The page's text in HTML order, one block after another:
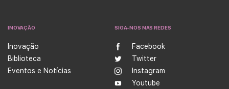
INOVAÇÃO
Inovação
Biblioteca
Eventos e Notícias
SIGA-NOS NAS REDES
Facebook
Twitter
Instagram
Youtube